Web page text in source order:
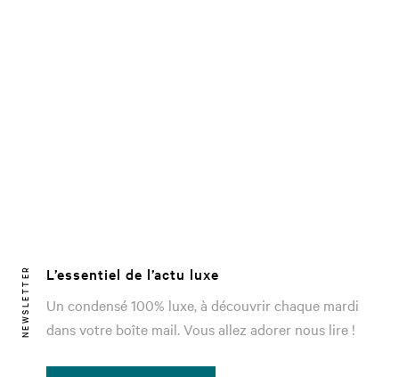
NEWSLETTER
L’essentiel de l’actu luxe
Un condensé 100% luxe, à découvrir chaque mardi
dans votre boîte mail. Vous allez adorer nous lire !